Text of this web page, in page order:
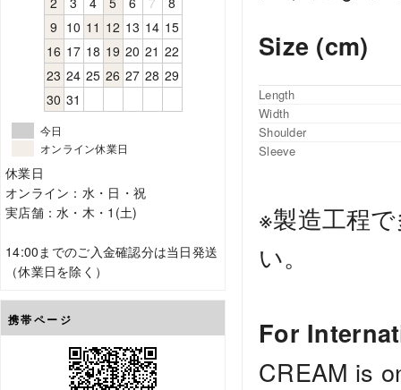
9 10 11 12 13 14 15
16 17 18 19 20 21 22
23 24 25 26 27 28 29
30 31
今日
オンライン休業日
休業日
オンライン：水・日・祝
実店舗：水・木・1(土)
14:00までのご入金確認分は当日発送
（休業日を除く）
携帯ページ
Size (cm)
Length
Width
Shoulder
Sleeve
※製造工程
い。
For
CREAM is